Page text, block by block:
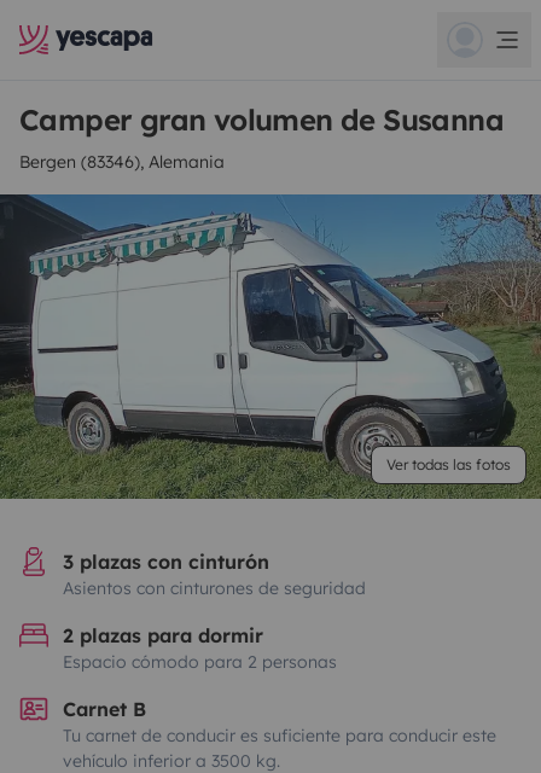
Camper gran volumen de Susanna
Bergen (83346), Alemania
Ver todas las fotos
3 plazas con cinturón
Asientos con cinturones de seguridad
2 plazas para dormir
Espacio cómodo para 2 personas
Carnet B
Tu carnet de conducir es suficiente para conducir este
vehículo inferior a 3500 kg.